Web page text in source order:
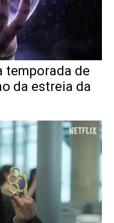
temporada de
da estreia da